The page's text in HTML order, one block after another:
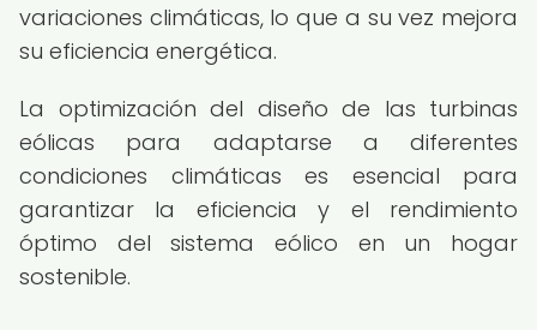
variaciones climáticas, lo que a su vez mejora
su eficiencia energética.
La optimización del diseño de las turbinas
eólicas para adaptarse a diferentes
condiciones climáticas es esencial para
garantizar la eficiencia y el rendimiento
óptimo del sistema eólico en un hogar
sostenible.